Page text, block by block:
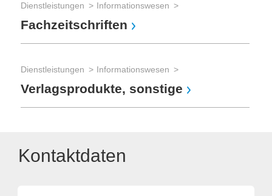
Dienstleistungen Informationswesen
Fachzeitschriften
Dienstleistungen Informationswesen
Verlagsprodukte, sonstige
Kontaktdaten